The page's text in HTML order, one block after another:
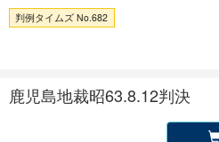
判例タイムズ No.682
鹿児島地裁昭63.8.12判決